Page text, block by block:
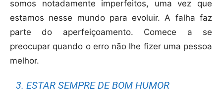
somos notadamente imperfeitos, uma vez que
estamos nesse mundo para evoluir. A falha faz
parte do aperfeiçoamento. Comece a se
preocupar quando o erro não lhe fizer uma pessoa
melhor.
3. ESTAR SEMPRE DE BOM HUMOR